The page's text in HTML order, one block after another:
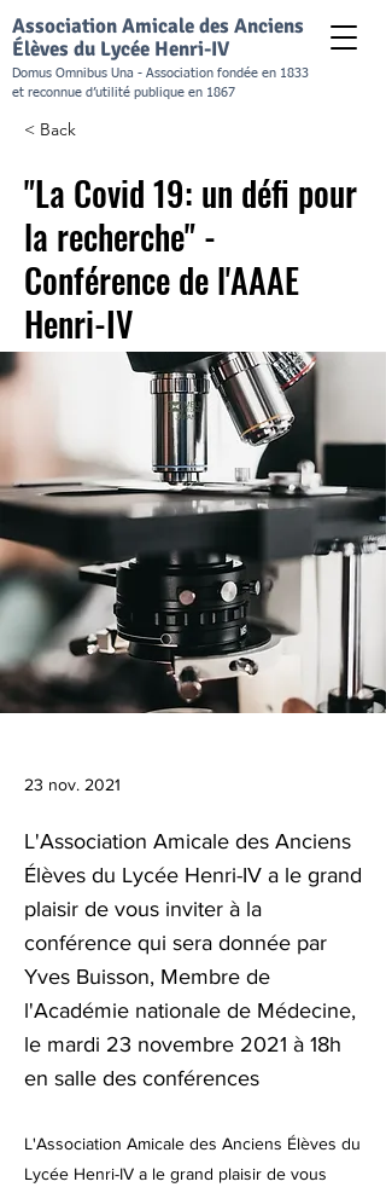
Association Amicale des Anciens
Élèves du Lycée Henri-IV
Domus Omnibus Una - Association fondée en 1833
et reconnue d’utilité publique en 1867
< Back
"La Covid 19: un défi pour
la recherche" -
Conférence de l'AAAE
Henri-IV
23 nov. 2021
L'Association Amicale des Anciens
Élèves du Lycée Henri-IV a le grand
plaisir de vous inviter à la
conférence qui sera donnée par
Yves Buisson, Membre de
l'Académie nationale de Médecine,
le mardi 23 novembre 2021 à 18h
en salle des conférences
L'Association Amicale des Anciens Élèves du
Lycée Henri-IV a le grand plaisir de vous